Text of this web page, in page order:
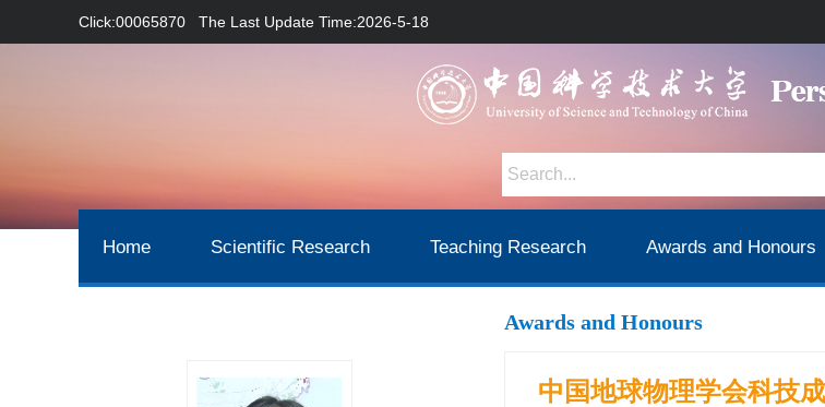
Click:00065870 The Last Update Time:2026-5-18
Home Scientific Research Teaching Research Awards and Honours
Awards and Honours
中国地球物理学会科技